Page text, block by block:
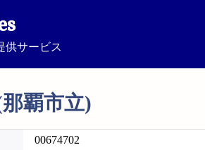
供サービス
覇市立)
00674702